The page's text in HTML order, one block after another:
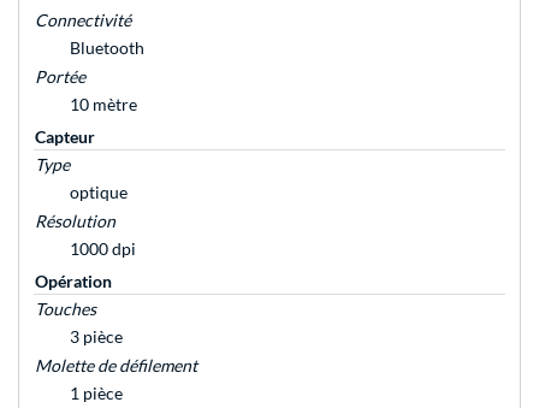
Connectivité
Bluetooth
Portée
10 mètre
Capteur
Type
optique
Résolution
1000 dpi
Opération
Touches
3 pièce
Molette de défilement
1 pièce